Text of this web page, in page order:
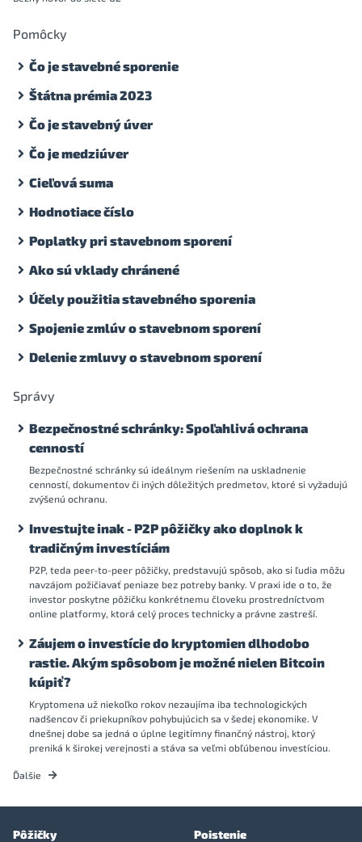
Pomôcky
Čo je stavebné sporenie
Štátna prémia 2023
Čo je stavebný úver
Čo je medziúver
Cieľová suma
Hodnotiace číslo
Poplatky pri stavebnom sporení
Ako sú vklady chránené
Účely použitia stavebného sporenia
Spojenie zmlúv o stavebnom sporení
Delenie zmluvy o stavebnom sporení
Správy
Bezpečnostné schránky: Spoľahlivá ochrana
cenností
Bezpečnostné schránky sú ideálnym riešením na uskladnenie
cenností, dokumentov či iných dôležitých predmetov, ktoré si vyžadujú
zvýšenú ochranu.
Investujte inak - P2P pôžičky ako doplnok k
tradičným investíciám
P2P, teda peer-to-peer pôžičky, predstavujú spôsob, ako si ľudia môžu
navzájom požičiavať peniaze bez potreby banky. V praxi ide o to, že
investor poskytne pôžičku konkrétnemu človeku prostredníctvom
online platformy, ktorá celý proces technicky a právne zastreší.
Záujem o investície do kryptomien dlhodobo
rastie. Akým spôsobom je možné nielen Bitcoin
kúpiť?
Kryptomena už niekoľko rokov nezaujíma iba technologických
nadšencov či priekupníkov pohybujúcich sa v šedej ekonomike. V
dnešnej dobe sa jedná o úplne legitímny finančný nástroj, ktorý
preniká k širokej verejnosti a stáva sa veľmi obľúbenou investíciou.
Ďalšie
Pôžičky Poistenie